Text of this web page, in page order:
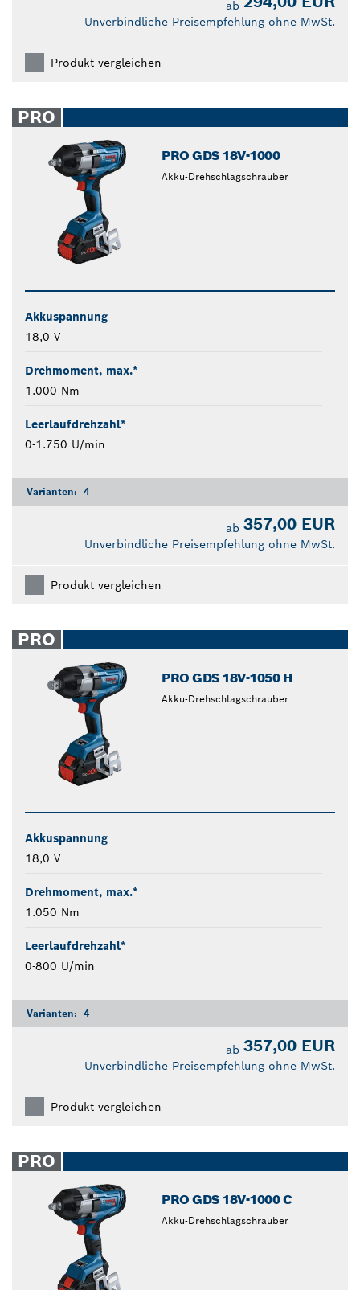
ab
Unverbindliche Preisempfehlung ohne MwSt.
Produkt vergleichen
PRO
PRO GDS 18V-1000
Akku-Drehschlagschrauber
Akkuspannung
18,0 V
Drehmoment, max.*
1.000 Nm
Leerlaufdrehzahl*
0-1.750 U/min
Varianten: 4
ab 357,00 EUR
Unverbindliche Preisempfehlung ohne MwSt.
Produkt vergleichen
PRO
PRO GDS 18V-1050 H
Akku-Drehschlagschrauber
Akkuspannung
18,0 V
Drehmoment, max.*
1.050 Nm
Leerlaufdrehzahl*
0-800 U/min
Varianten: 4
ab 357,00 EUR
Unverbindliche Preisempfehlung ohne MwSt.
Produkt vergleichen
PRO
PRO GDS 18V-1000 C
Akku-Drehschlagschrauber